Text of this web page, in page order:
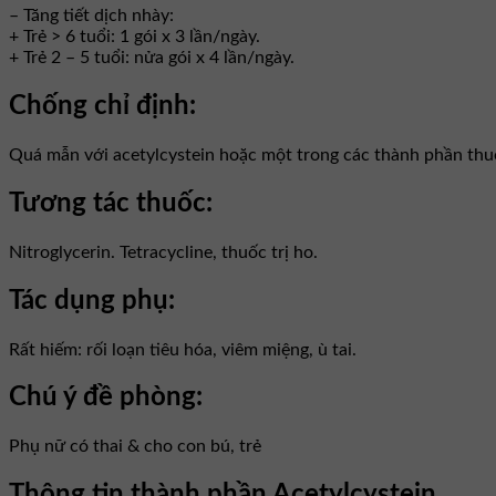
– Tăng tiết dịch nhày:
+ Trẻ > 6 tuổi: 1 gói x 3 lần/ngày.
+ Trẻ 2 – 5 tuổi: nửa gói x 4 lần/ngày.
Chống chỉ định:
Quá mẫn với acetylcystein hoặc một trong các thành phần
Tương tác thuốc:
Nitroglycerin. Tetracycline, thuốc trị ho.
Tác dụng phụ:
Rất hiếm: rối loạn tiêu hóa, viêm miệng, ù tai.
Chú ý đề phòng:
Phụ nữ có thai & cho con bú, trẻ